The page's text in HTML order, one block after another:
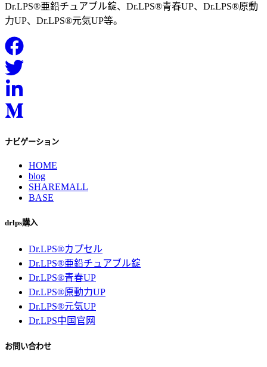
Dr.LPS®亜鉛チュアブル錠、Dr.LPS®青春UP、Dr.LPS®原動
力UP、Dr.LPS®元気UP等。
ナビゲーション
HOME
blog
SHAREMALL
BASE
drlps購入
Dr.LPS®カプセル
Dr.LPS®亜鉛チュアブル錠
Dr.LPS®青春UP
Dr.LPS®原動力UP
Dr.LPS®元気UP
Dr.LPS中国官网
お問い合わせ